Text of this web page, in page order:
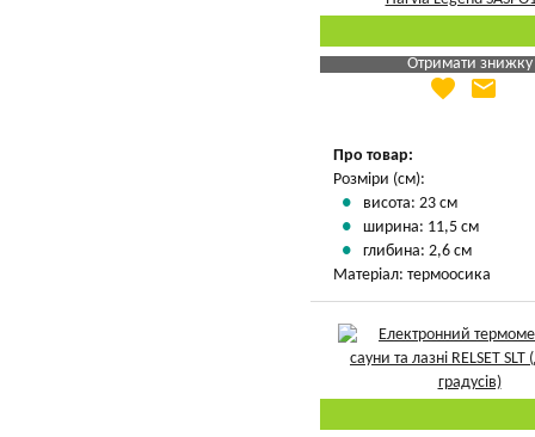
Отримати знижку
Яка Ваша ціна
favorite email
Про товар:
Розміри (см):
висота: 23 см
ширина: 11,5 см
глибина: 2,6 см
Матеріал: термоосика